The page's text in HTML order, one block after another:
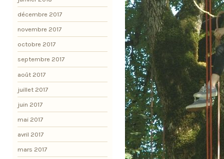
décembre 2017
novembre 2017
octobre 2017
septembre 2017
août 2017
juillet 2017
juin 2017
mai 2017
avril 2017
mars 2017